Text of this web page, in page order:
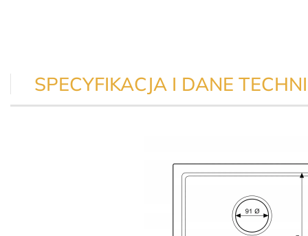
SPECYFIKACJA I DANE